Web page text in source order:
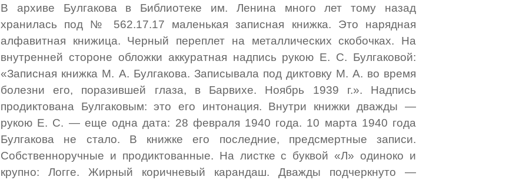
В архиве Булгакова в Библиотеке им. Ленина много лет тому назад
хранилась под № 562.17.17 маленькая записная книжка. Это нарядная
алфавитная книжица. Черный переплет на металлических скобочках. На
внутренней стороне обложки аккуратная надпись рукою Е. С. Булгаковой:
«Записная книжка М. А. Булгакова. Записывала под диктовку M. A. во время
болезни его, поразившей глаза, в Барвихе. Ноябрь 1939 г.». Надпись
продиктована Булгаковым: это его интонация. Внутри книжки дважды —
рукою Е. С. — еще одна дата: 28 февраля 1940 года. 10 марта 1940 года
Булгакова не стало. В книжке его последние, предсмертные записи.
Собственноручные и продиктованные. На листке с буквой «Л» одиноко и
крупно: Логге. Жирный коричневый карандаш. Дважды подчеркнуто —